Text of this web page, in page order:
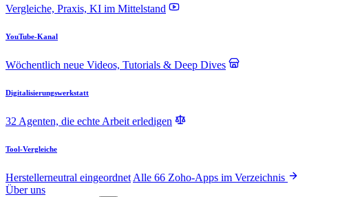
Vergleiche, Praxis, KI im Mittelstand
YouTube-Kanal
Wöchentlich neue Videos, Tutorials & Deep Dives
Digitalisierungswerkstatt
32 Agenten, die echte Arbeit erledigen
Tool-Vergleiche
Herstellerneutral eingeordnet Alle 66 Zoho-Apps im Verzeichnis
Über uns